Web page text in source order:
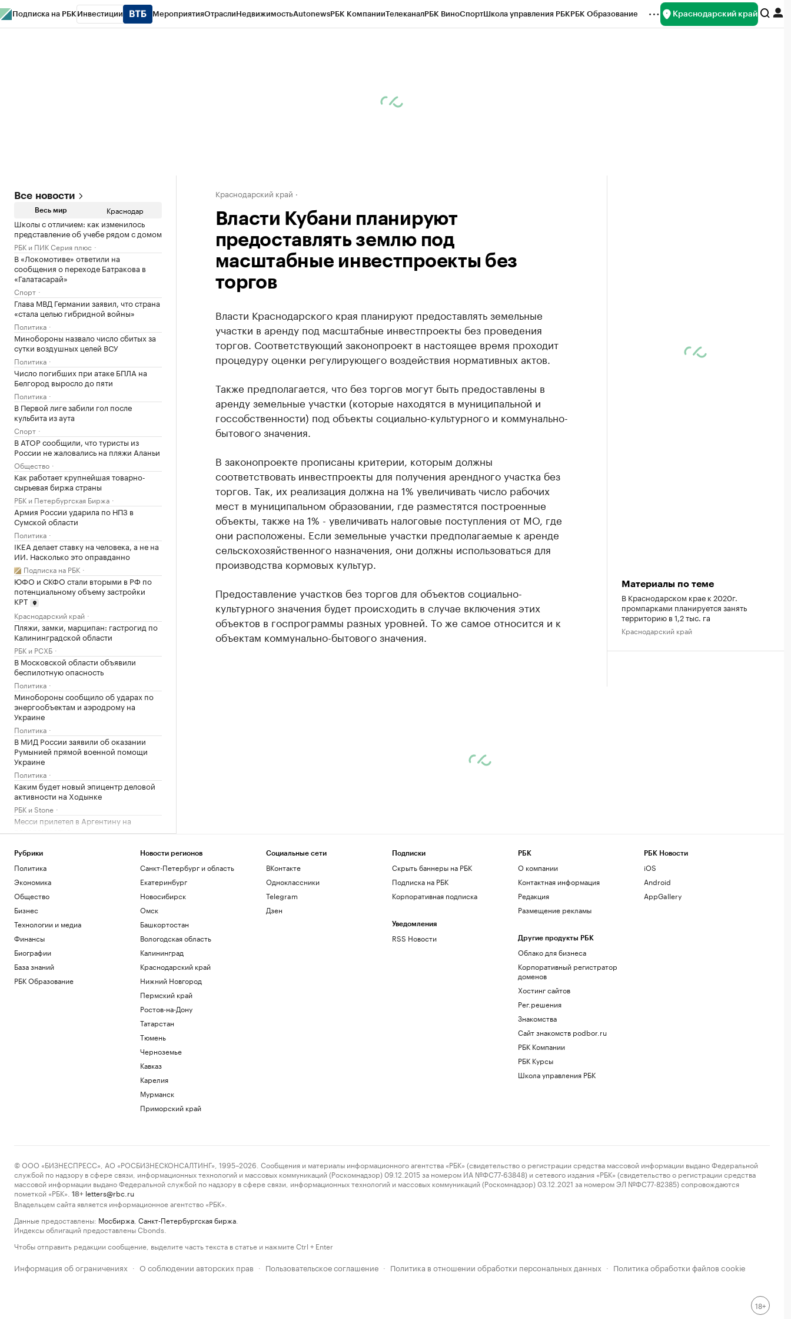
Подписка на РБК Инвестиции МероприятияОтраслиНедвижимостьAutonewsРБК КомпанииТелеканалРБК ВиноСпортШкола управления РБКРБК Образование Краснодарский край
Все новости
Весь мир Краснодар
Школы с отличием: как изменилось
представление об учебе рядом с домом
РБК и ПИК Серия плюс
В «Локомотиве» ответили на
сообщения о переходе Батракова в
«Галатасарай»
Спорт
Глава МВД Германии заявил, что страна
«стала целью гибридной войны»
Политика
Минобороны назвало число сбитых за
сутки воздушных целей ВСУ
Политика
Число погибших при атаке БПЛА на
Белгород выросло до пяти
Политика
В Первой лиге забили гол после
кульбита из аута
Спорт
В АТОР сообщили, что туристы из
России не жаловались на пляжи Аланьи
Общество
Как работает крупнейшая товарно-
сырьевая биржа страны
РБК и Петербургская Биржа
Армия России ударила по НПЗ в
Сумской области
Политика
IKEA делает ставку на человека, а не на
ИИ. Насколько это оправданно
Подписка на РБК
ЮФО и СКФО стали вторыми в РФ по
потенциальному объему застройки
КРТ
Краснодарский край
Пляжи, замки, марципан: гастрогид по
Калининградской области
РБК и РСХБ
В Московской области объявили
беспилотную опасность
Политика
Минобороны сообщило об ударах по
энергообъектам и аэродрому на
Украине
Политика
В МИД России заявили об оказании
Румынией прямой военной помощи
Украине
Политика
Каким будет новый эпицентр деловой
активности на Ходынке
РБК и Stone
Месси прилетел в Аргентину на
похороны отца
WSJ раскрыла, чем Куба заменяет
топливо на фоне энергокризиса
Политика
План для родителей в первые 24 часа
Подписка на РБК
Один человек пострадал при падении
обломков БПЛА в Новороссийске
Краснодарский край
Краснодарский край
Власти Кубани планируют
предоставлять землю под
масштабные инвестпроекты без
торгов
Власти Краснодарского края планируют предоставлять земельные
участки в аренду под масштабные инвестпроекты без проведения
торгов. Соответствующий законопроект в настоящее время проходит
процедуру оценки регулирующего воздействия нормативных актов.
Также предполагается, что без торгов могут быть предоставлены в
аренду земельные участки (которые находятся в муниципальной и
госсобственности) под объекты социально-культурного и коммунально-
бытового значения.
В законопроекте прописаны критерии, которым должны
соответствовать инвестпроекты для получения арендного участка без
торгов. Так, их реализация должна на 1% увеличивать число рабочих
мест в муниципальном образовании, где разместятся построенные
объекты, также на 1% - увеличивать налоговые поступления от МО, где
они расположены. Если земельные участки предполагаемые к аренде
сельскохозяйственного назначения, они должны использоваться для
производства кормовых культур.
Предоставление участков без торгов для объектов социально-
культурного значения будет происходить в случае включения этих
объектов в госпрограммы разных уровней. То же самое относится и к
объектам коммунально-бытового значения.
Материалы по теме
В Краснодарском крае к 2020г.
промпарками планируется занять
территорию в 1,2 тыс. га
Краснодарский край
Рубрики
Политика
Экономика
Общество
Бизнес
Технологии и медиа
Финансы
Биографии
База знаний
РБК Образование
Новости регионов
Санкт-Петербург и область
Екатеринбург
Новосибирск
Омск
Башкортостан
Вологодская область
Калининград
Краснодарский край
Нижний Новгород
Пермский край
Ростов-на-Дону
Татарстан
Тюмень
Черноземье
Кавказ
Карелия
Мурманск
Приморский край
Социальные сети
ВКонтакте
Одноклассники
Telegram
Дзен
Подписки
Скрыть баннеры на РБК
Подписка на РБК
Корпоративная подписка
Уведомления
RSS Новости
РБК
О компании
Контактная информация
Редакция
Размещение рекламы
Другие продукты РБК
Облако для бизнеса
Корпоративный регистратор
доменов
Хостинг сайтов
Рег.решения
Знакомства
Сайт знакомств podbor.ru
РБК Компании
РБК Курсы
Школа управления РБК
РБК Новости
iOS
Android
AppGallery
© ООО «БИЗНЕСПРЕСС», АО «РОСБИЗНЕСКОНСАЛТИНГ», 1995–2026. Сообщения и материалы информационного агентства «РБК» (свидетельство о регистрации средства массовой информации выдано Федеральной
службой по надзору в сфере связи, информационных технологий и массовых коммуникаций (Роскомнадзор) 09.12.2015 за номером ИА №ФС77-63848) и сетевого издания «РБК» (свидетельство о регистрации средства
массовой информации выдано Федеральной службой по надзору в сфере связи, информационных технологий и массовых коммуникаций (Роскомнадзор) 03.12.2021 за номером ЭЛ №ФС77-82385) сопровождаются
пометкой «РБК».
18+ letters@rbc.ru
Владельцем сайта является информационное агентство «РБК».
Данные предоставлены: Мосбиржа Санкт-Петербургская биржа
Индексы облигаций предоставлены Cbonds.
Чтобы отправить редакции сообщение, выделите часть текста в статье и нажмите Ctrl + Enter
Информация об ограничениях · О соблюдении авторских прав · Пользовательское соглашение · Политика в отношении обработки персональных данных · Политика обработки файлов cookie
18+